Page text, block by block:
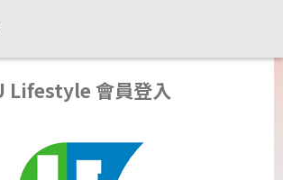
Lifestyle 會員登入